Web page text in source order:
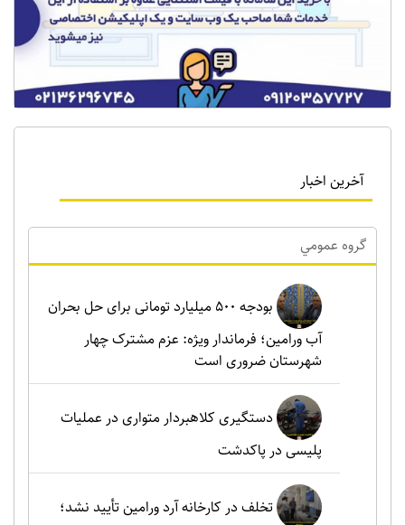
آخرین اخبار
گروه عمومي
بودجه ۵۰۰ میلیارد تومانی برای حل بحران
آب ورامین؛ فرماندار ویژه: عزم مشترک چهار
شهرستان ضروری است
دستگیری کلاهبردار متواری در عملیات
پلیسی در پاکدشت
تخلف در کارخانه آرد ورامین تأیید نشد؛